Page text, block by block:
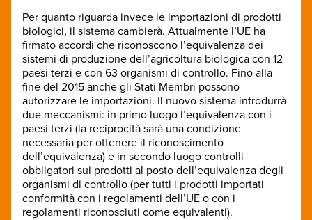
Per quanto riguarda invece le importazioni di prodotti
biologici, il sistema cambierà. Attualmente l’UE ha
firmato accordi che riconoscono l’equivalenza dei
sistemi di produzione dell’agricoltura biologica con 12
paesi terzi e con 63 organismi di controllo. Fino alla
fine del 2015 anche gli Stati Membri possono
autorizzare le importazioni. Il nuovo sistema introdurrà
due meccanismi: in primo luogo l’equivalenza con i
paesi terzi (la reciprocità sarà una condizione
necessaria per ottenere il riconoscimento
dell’equivalenza) e in secondo luogo controlli
obbligatori sui prodotti al posto dell’equivalenza degli
organismi di controllo (per tutti i prodotti importati
conformità con i regolamenti dell’UE o con i
regolamenti riconosciuti come equivalenti).